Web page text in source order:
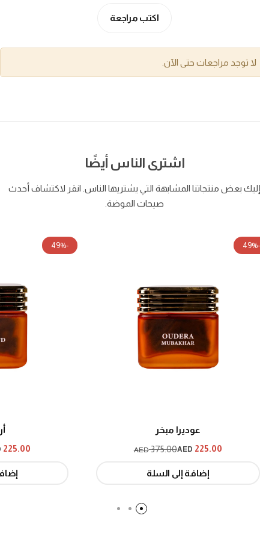
اكتب مراجعة
لا توجد مراجعات حتى الآن.
اشترى الناس أيضًا
إليك بعض منتجاتنا المشابهة التي يشتريها الناس. انقر لاكتشاف أحدث
صيحات الموضة.
عوديرا مبخر
AED375.00AED225.00
إضافة إلى السلة
-49%
225.00